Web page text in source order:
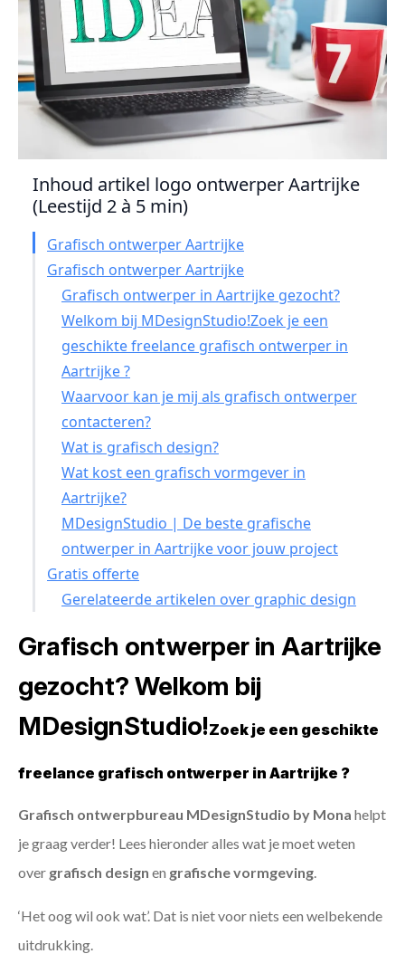
Inhoud artikel logo ontwerper Aartrijke
(Leestijd 2 à 5 min)
Grafisch ontwerper Aartrijke
Grafisch ontwerper Aartrijke
Grafisch ontwerper in Aartrijke gezocht?
Welkom bij MDesignStudio!Zoek je een
geschikte freelance grafisch ontwerper in
Aartrijke ?
Waarvoor kan je mij als grafisch ontwerper
contacteren?
Wat is grafisch design?
Wat kost een grafisch vormgever in
Aartrijke?
MDesignStudio | De beste grafische
ontwerper in Aartrijke voor jouw project
Gratis offerte
Gerelateerde artikelen over graphic design
Grafisch ontwerper in Aartrijke
gezocht? Welkom bij
MDesignStudio!Zoek je een geschikte
freelance grafisch ontwerper in Aartrijke ?
Grafisch ontwerpbureau MDesignStudio by Mona helpt
je graag verder! Lees hieronder alles wat je moet weten
over grafisch design en grafische vormgeving
‘Het oog wil ook wat’. Dat is niet voor niets een welbekende
uitdrukking.